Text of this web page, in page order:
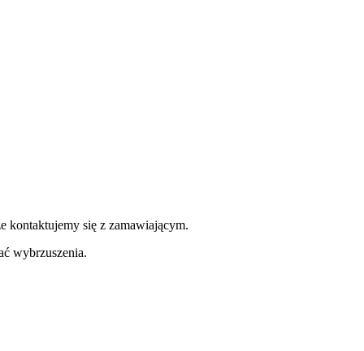
kontaktujemy się z zamawiającym.
wybrzuszenia.